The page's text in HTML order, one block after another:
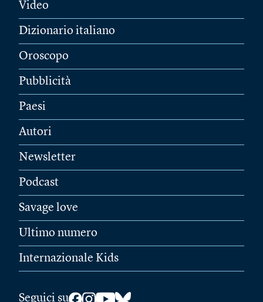
Video
Dizionario italiano
Oroscopo
Pubblicità
Paesi
Autori
Newsletter
Podcast
Savage love
Ultimo numero
Internazionale Kids
Seguici su